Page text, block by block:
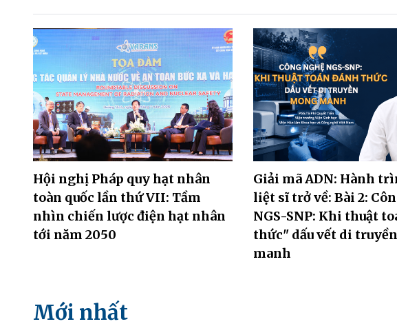
Hội nghị Pháp quy hạt nhân
toàn quốc lần thứ VII: Tầm
nhìn chiến lược điện hạt nhân
tới năm 2050
Giải mã ADN: Hành
liệt sĩ trở về: Bài 2:
NGS-SNP: Khi thuật
thức" dấu vết di
manh
Mới nhất